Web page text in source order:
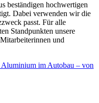
beständigen hochwertigen
Dabei verwenden wir die
passt. Für alle
Standpunkten unsere
und
im Autobau – von